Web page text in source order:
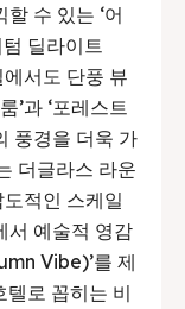
수 있는 ‘어
딜라이트
서도 단풍 뷰
’과 ‘포레스트
풍경을 더욱 가
더글라스 라운
적인 스케일
서 예술적 영감
Vibe)’를 제
텔로 꼽히는 비